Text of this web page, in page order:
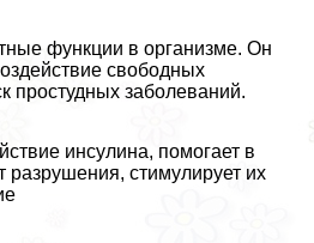
функции в организме. Он
свободных
простудных заболеваний.
инсулина, помогает в
разрушения, стимулирует их